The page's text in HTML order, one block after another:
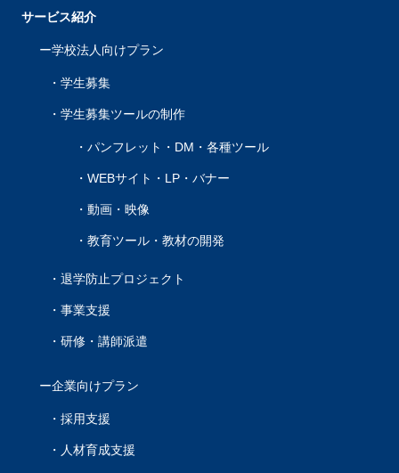
サービス紹介
学校法人向けプラン
学生募集
学生募集ツールの制作
パンフレット・DM・各種ツール
WEBサイト・LP・バナー
動画・映像
教育ツール・教材の開発
退学防止プロジェクト
事業支援
研修・講師派遣
企業向けプラン
採用支援
人材育成支援